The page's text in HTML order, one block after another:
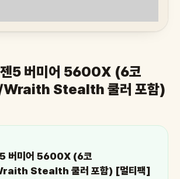
5 버미어 5600X (6코
Stealth 쿨러 포함)
버미어 5600X (6코
Stealth 쿨러 포함) [멀티팩]